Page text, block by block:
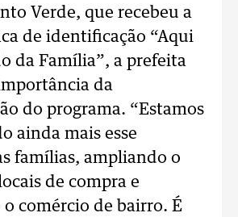
Verde, que recebeu a
de identificação “Aqui
da Família”, a prefeita
da
do programa. “Estamos
ainda mais esse
famílias, ampliando o
de compra e
comércio de bairro. É